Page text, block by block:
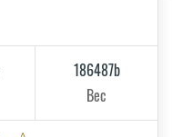
186487b
Вес